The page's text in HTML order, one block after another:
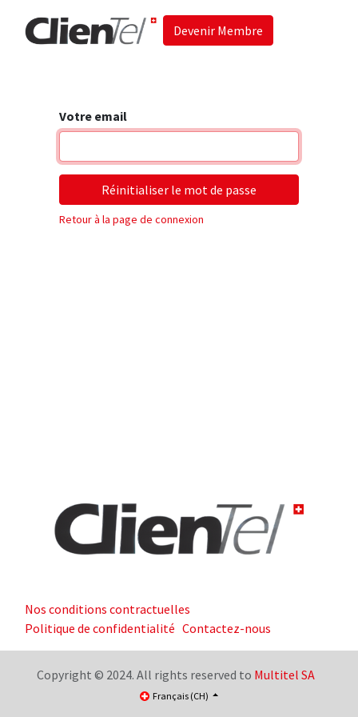
Devenir Membre
Votre email
Réinitialiser le mot de passe
Retour à la page de connexion
Nos conditions contractuelles
Politique de confidentialité Contactez-nous
Copyright © 2024. All rights reserved to Multitel SA
Français (CH)